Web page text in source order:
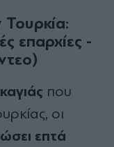
επαρχίες -
που
οι
επτά